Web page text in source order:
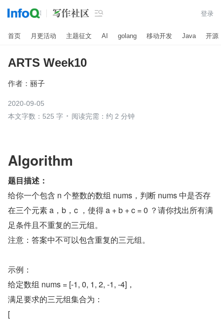
 登录
首页 月更活动 主题征文 AI golang 移动开发 Java 开源
ARTS Week10
作者： 丽子
2020-09-05
本文字数：525 字
阅读完需：约 2 分钟
Algorithm
题目描述：
给你一个包含 n 个整数的数组 nums，判断 nums 中是否存
在三个元素 a，b，c ，使得 a + b + c = 0 ？请你找出所有满
足条件且不重复的三元组。
注意：答案中不可以包含重复的三元组。
示例：
给定数组 nums = [-1, 0, 1, 2, -1, -4]，
满足要求的三元组集合为：
[